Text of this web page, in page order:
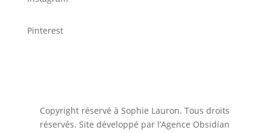
Pinterest
Copyright réservé à Sophie Lauron. Tous droits
réservés. Site développé par l’Agence Obsidian